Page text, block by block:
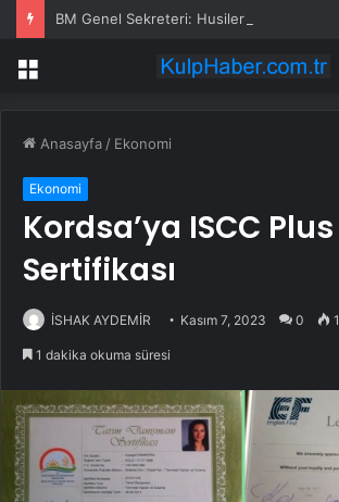
Menü
Anasayfa / Ekonomi
Ekonomi
Kordsa’ya ISCC Plus
Sertifikası
İSHAK AYDEMİR Kasım 7, 2023 0 1
1 dakika okuma süresi